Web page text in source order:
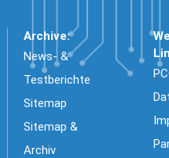
Archive:
News- &
Testberichte
Sitemap
Sitemap &
Archiv